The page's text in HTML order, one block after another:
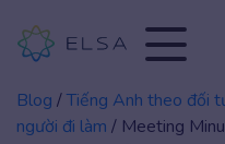
Blog /Tiếng Anh theo đối
người đi làm / Meeting